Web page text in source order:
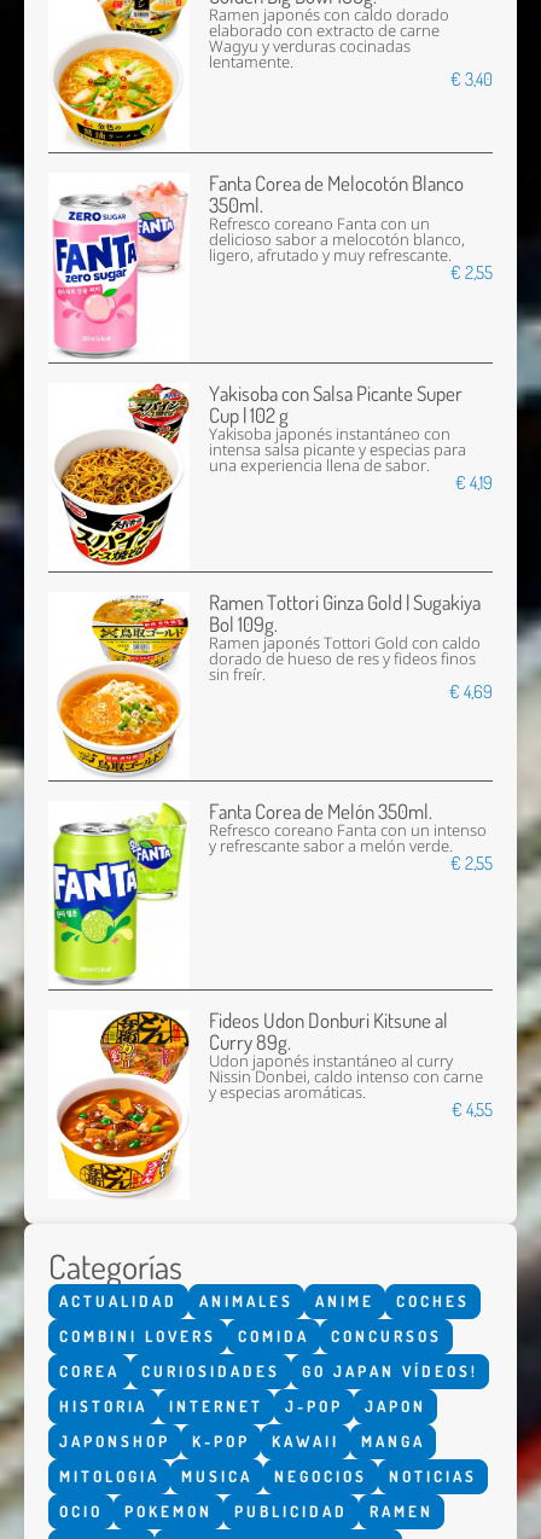
Ramen japonés con caldo dorado
elaborado con extracto de carne
Wagyu y verduras cocinadas
lentamente.
€ 3,40
Fanta Corea de Melocotón Blanco
350ml.
Refresco coreano Fanta con un
delicioso sabor a melocotón blanco,
ligero, afrutado y muy refrescante.
€ 2,55
Yakisoba con Salsa Picante Super
Cup | 102 g
Yakisoba japonés instantáneo con
intensa salsa picante y especias para
una experiencia llena de sabor.
€ 4,19
Ramen Tottori Ginza Gold | Sugakiya
Bol 109g.
Ramen japonés Tottori Gold con caldo
dorado de hueso de res y fideos finos
sin freír.
€ 4,69
Fanta Corea de Melón 350ml.
Refresco coreano Fanta con un intenso
y refrescante sabor a melón verde.
€ 2,55
Fideos Udon Donburi Kitsune al
Curry 89g.
Udon japonés instantáneo al curry
Nissin Donbei, caldo intenso con carne
y especias aromáticas.
€ 4,55
Categorías
ACTUALIDAD ANIMALES ANIME
COCHES
COMBINI LOVERS
COMIDA
CONCURSOS
COREA
CURIOSIDADES
GO JAPAN VÍDEOS!
HISTORIA
INTERNET J-POP
JAPON
JAPONSHOP
K-POP KAWAII
MANGA
MITOLOGIA
MUSICA NEGOCIOS
NOTICIAS
OCIO
POKEMON PUBLICIDAD
RAMEN